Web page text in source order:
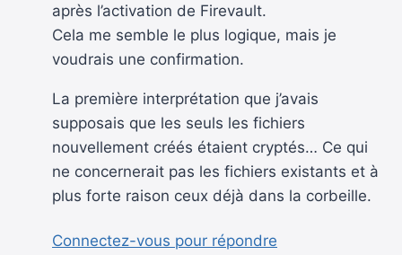
après l’activation de Firevault.
Cela me semble le plus logique, mais je
voudrais une confirmation.
La première interprétation que j’avais
supposais que les seuls les fichiers
nouvellement créés étaient cryptés… Ce qui
ne concernerait pas les fichiers existants et à
plus forte raison ceux déjà dans la corbeille.
Connectez-vous pour répondre